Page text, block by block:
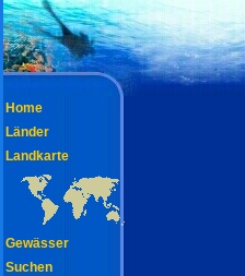
Home
Länder
Landkarte
Gewässer
Suchen